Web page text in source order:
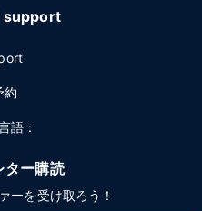
support
約
語：
ター購読
ーを受け取ろう！